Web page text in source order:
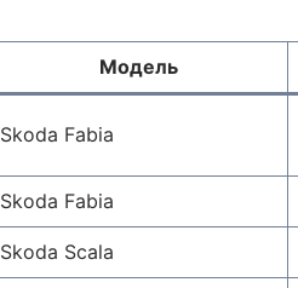
Модель
Skoda Fabia
Skoda Fabia
Skoda Scala